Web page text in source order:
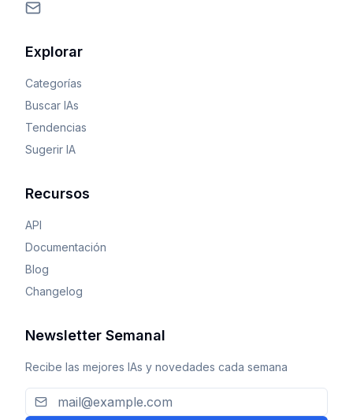
Explorar
Categorías
Buscar IAs
Tendencias
Sugerir IA
Recursos
API
Documentación
Blog
Changelog
Newsletter Semanal
Recibe las mejores IAs y novedades cada semana